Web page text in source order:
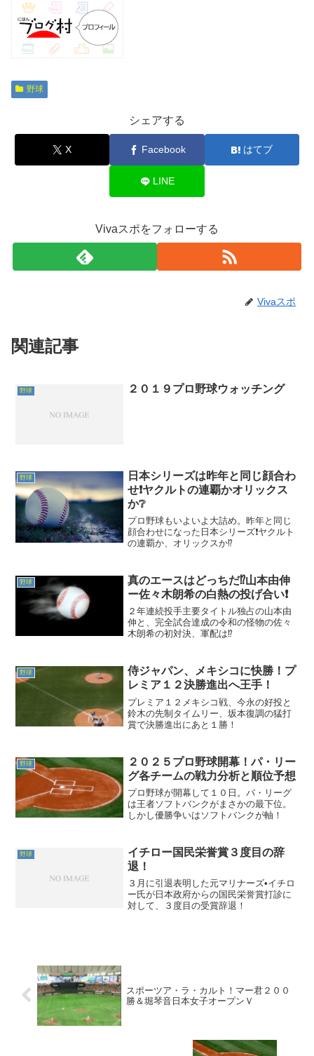
野球
シェアする
X Facebook はてブ
LINE
Vivaスポをフォローする
Vivaスポ
関連記事
野球 ２０１９プロ野球ウォッチング
野球
日本シリーズは昨年と同じ顔合わ
せ❗ヤクルトの連覇かオリックス
か❔
プロ野球もいよいよ大詰め。昨年と同じ
顔合わせになった日本シリーズ❗ヤクルト
の連覇か、オリックスか⁉️
野球
真のエースはどっちだ⁉️山本由伸
ー佐々木朗希の白熱の投げ合い❗
２年連続投手主要タイトル独占の山本由
伸と、完全試合達成の令和の怪物の佐々
木朗希の初対決、軍配は⁉️
野球
侍ジャパン、メキシコに快勝！プ
レミア１２決勝進出へ王手！
プレミア１２メキシコ戦、今永の好投と
鈴木の先制タイムリー、坂本復調の猛打
賞で決勝進出にあと１勝！
野球
２０２５プロ野球開幕！パ・リー
グ各チームの戦力分析と順位予想
プロ野球が開幕して１０日。パ・リーグ
は王者ソフトバンクがまさかの最下位。
しかし優勝争いはソフトバンクが軸！
野球
イチロー国民栄誉賞３度目の辞
退！
３月に引退表明した元マリナーズ•イチロ
ー氏が日本政府からの国民栄誉賞打診に
対して、３度目の受賞辞退！
スポーツア・ラ・カルト！マー君２００
勝＆堀琴音日本女子オープンＶ